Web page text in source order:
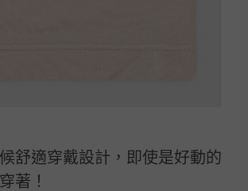
舒適穿戴設計，即使是好動的
著！